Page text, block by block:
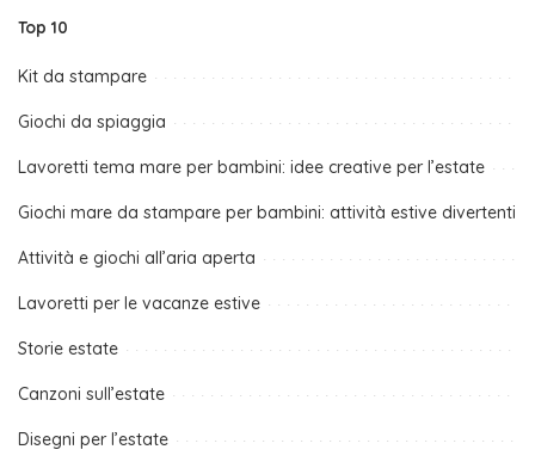
Top 10
Kit da stampare
Giochi da spiaggia
Lavoretti tema mare per bambini: idee creative per l’estate
Giochi mare da stampare per bambini: attività estive divertenti
Attività e giochi all’aria aperta
Lavoretti per le vacanze estive
Storie estate
Canzoni sull’estate
Disegni per l’estate